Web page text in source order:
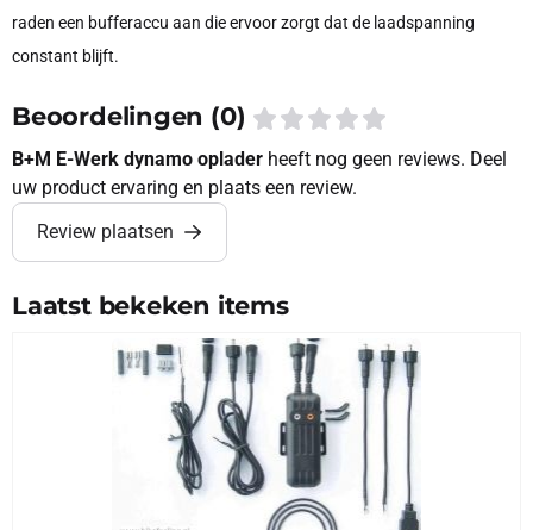
raden een bufferaccu aan die ervoor zorgt dat de laadspanning
constant blijft.
Beoordelingen (0)
B+M E-Werk dynamo oplader heeft nog geen reviews. Deel
uw product ervaring en plaats een review.
Review plaatsen
Laatst bekeken items